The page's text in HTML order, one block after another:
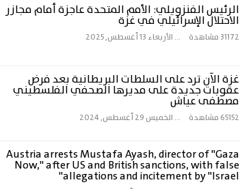
الرئيس الفنزويلي: الأمم المتحدة عاجزة أمام مجازر
الاحتلال الإسرائيلي في غزة
31172 مشاهدة ... الأربعاء 13 أغسطس, 2025
غزة الآن ترد على السلطات البريطانية بعد فرض
عقوبات جديدة على مديرها الصحفي الفلسطيني
مصطفى عياش
65152 مشاهدة ... الخميس 29 أغسطس, 2024
Austria arrests Mustafa Ayash, director of "Gaza
Now," after US and British sanctions, with false
allegations and incitement by "Israel"